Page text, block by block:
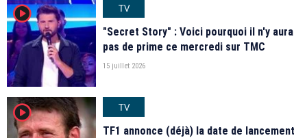
player2
TV
"Secret Story" : Voici pourquoi il n'y aura
pas de prime ce mercredi sur TMC
15 juillet 2026
player2
TV
TF1 annonce (déjà) la date de lancement